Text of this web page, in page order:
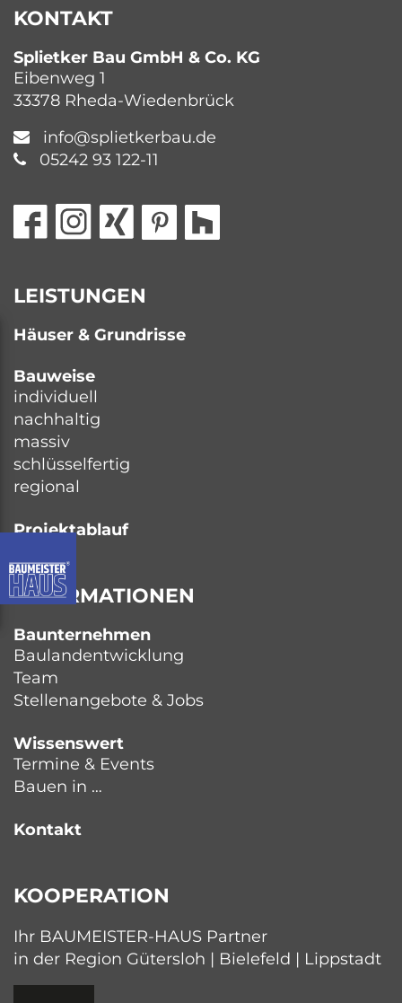
KONTAKT
Splietker Bau GmbH & Co. KG
Eibenweg 1
33378 Rheda-Wiedenbrück
info@splietkerbau.de
05242 93 122-11
LEISTUNGEN
Häuser & Grundrisse
Bauweise
individuell
nachhaltig
massiv
schlüsselfertig
regional
Projektablauf
INFORMATIONEN
Baunternehmen
Baulandentwicklung
Team
Stellenangebote & Jobs
Wissenswert
Termine & Events
Bauen in …
Kontakt
KOOPERATION
Ihr BAUMEISTER-HAUS Partner
in der Region Gütersloh | Bielefeld | Lippstadt